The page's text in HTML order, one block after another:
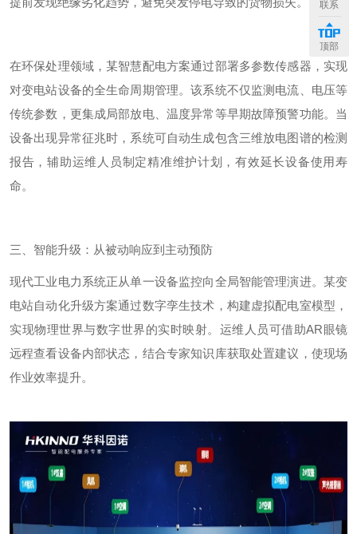
在环保处理领域，某智慧配电方案通过部署多参数传感器，实现
对变电站设备的全生命周期管理。该系统不仅监测电流、电压等
传统参数，更集成局部放电、温度异常等早期故障预警功能。当
设备出现异常征兆时，系统可自动生成包含三维放电图谱的检测
报告，辅助运维人员制定精准维护计划，有效延长设备使用寿
命。
三、智能升级：从被动响应到主动预防
现代工业电力系统正从单一设备监控向全局智能管理演进。某变
电站自动化升级方案通过数字孪生技术，构建虚拟配电室模型，
实现物理世界与数字世界的实时映射。运维人员可借助AR眼镜
远程查看设备内部状态，结合专家知识库获取处置建议，使现场
作业效率提升。
联系
顶部